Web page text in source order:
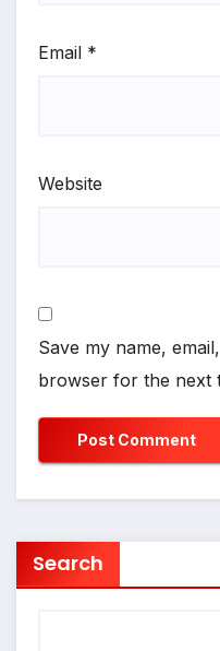
Email *
Website
Save my name,
browser for the next
Search